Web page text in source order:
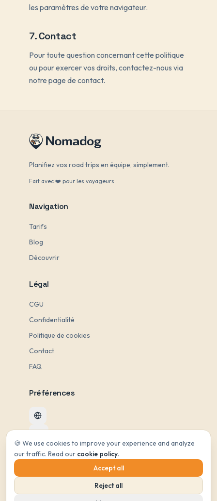
🍪 We use cookies to improve your experience and analyze
our traffic. Read our cookie policy.
Reject all
Accept all
les paramètres de votre navigateur.
7. Contact
Pour toute question concernant cette politique
ou pour exercer vos droits, contactez-nous via
notre page de contact.
Planifiez vos road trips en équipe, simplement.
Fait avec ❤️ pour les voyageurs
Navigation
Tarifs
Blog
Découvrir
Légal
CGU
Confidentialité
Politique de cookies
Contact
FAQ
Préférences
Change language
Gérer mes préférences